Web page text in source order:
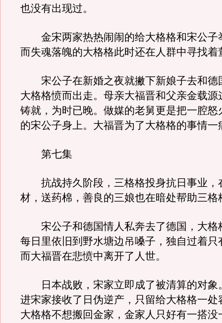
也没有出现过。
金宋两家热热闹闹的给大格格和宋公子
而失魂落魄的大格格此时还在人群中寻找着
宋公子在新婚之夜就撇下新娘子去和德
大格格愤而出走。母亲大福晋和父亲金载源
铸就，为时已晚。做媒的老舅更是把一腔怒
的宋公子身上。大福晋为了大格格的事情一
第七集
抗战持久阶段，三格格投身抗日事业，
材，送药棉，善良的三娘也在暗处帮助三格
宋公子和德国情人私奔去了德国，大格
每日里依旧到野水塘边吊嗓子，独自过着只
而大福晋在悲愤中离开了人世。
日本战败，宋家立即成了被清算的对象
进宋家接收了日伪逆产，只留给大格格一处
大格格不想搬回金家，金家人只好有一搭没